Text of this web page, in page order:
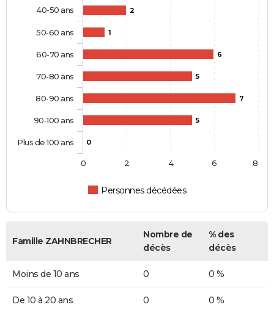
2
1
6
5
7
5
0
Personnes décédées
40-50 ans
50-60 ans
60-70 ans
70-80 ans
80-90 ans
90-100 ans
Plus de 100 ans
0 2 4 6 8
Famille ZAHNBRECHER
Nombre de
décès
% des
décès
Moins de 10 ans 0 0 %
De 10 à 20 ans 0 0 %